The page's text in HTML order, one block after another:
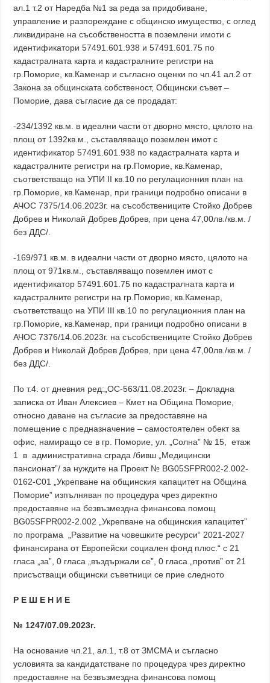
ал.1 т.2 от Наредба №1 за реда за придобиване,
управление и разпореждане с общинско имущество, с оглед
ликвидиране на съсобствеността в поземлени имоти с
идентификатори 57491.601.938 и 57491.601.75 по
кадастралната карта и кадастралните регистри на
гр.Поморие, кв.Каменар и съгласно оценки по чл.41 ал.2 от
Закона за общинската собственост, Общински съвет –
Поморие, дава съгласие да се продадат:
-234/1392 кв.м. в идеални части от дворно място, цялото на
площ от 1392кв.м., съставляващо поземлен имот с
идентификатор 57491.601.938 по кадастралната карта и
кадастралните регистри на гр.Поморие, кв.Каменар,
съответстващо на УПИ ІІ кв.10 по регулационния план на
гр.Поморие, кв.Каменар, при граници подробно описани в
АЧОС 7375/14.06.2023г. на съсобствениците Стойко Добрев
Добрев и Николай Добрев Добрев, при цена 47,00лв./кв.м. /
без ДДС/.
-169/971 кв.м. в идеални части от дворно място, цялото на
площ от 971кв.м., съставляващо поземлен имот с
идентификатор 57491.601.75 по кадастралната карта и
кадастралните регистри на гр.Поморие, кв.Каменар,
съответстващо на УПИ ІІІ кв.10 по регулационния план на
гр.Поморие, кв.Каменар, при граници подробно описани в
АЧОС 7376/14.06.2023г. на съсобствениците Стойко Добрев
Добрев и Николай Добрев Добрев, при цена 47,00лв./кв.м. /
без ДДС/.
По т.4. от дневния ред:„ОС-563/11.08.2023г. – Докладна
записка от Иван Алексиев – Кмет на Община Поморие,
относно даване на съгласие за предоставяне на
помещение с предназначение – самостоятелен обект за
офис, намиращо се в гр. Поморие, ул. „Солна” № 15, етаж
1 в административна сграда /бивш „Медицински
пансионат”/ за нуждите на Проект № BG05SFPR002-2.002-
0162-C01 „Укрепване на общинския капацитет на Община
Поморие” изпълняван по процедура чрез директно
предоставяне на безвъзмездна финансова помощ
BG05SFPR002-2.002 „Укрепване на общинския капацитет”
по програма „Развитие на човешките ресурси“ 2021-2027
финансирана от Европейски социален фонд плюс.“ с 21
гласа „за”, 0 гласа „въздържали се”, 0 гласа „против” от 21
присъстващи общински съветници се прие следното
Р Е Ш Е Н И Е
№ 1247/07.09.2023г.
На основание чл.21, ал.1, т.8 от ЗМСМА и съгласно
условията за кандидатстване по процедура чрез директно
предоставяне на безвъзмездна финансова помощ